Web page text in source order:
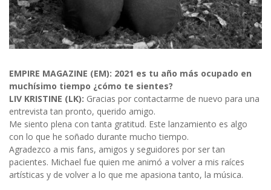
EMPIRE MAGAZINE (EM): 2021 es tu año más ocupado en
muchísimo tiempo ¿cómo te sientes?
LIV KRISTINE (LK): Gracias por contactarme de nuevo para una
entrevista tan pronto, querido amigo.
Me siento plena con tanta gratitud. Este lanzamiento es algo
con lo que he soñado durante mucho tiempo.
Agradezco a mis fans, amigos y seguidores por ser tan
pacientes. Michael fue quien me animó a volver a mis raíces
artísticas y de volver a lo que me apasiona tanto, la música.